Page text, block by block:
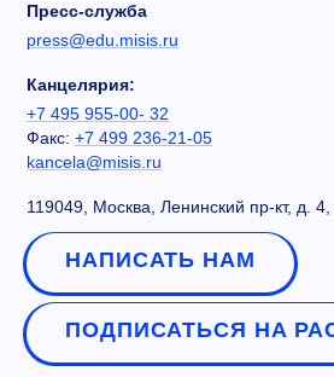
Пресс-служба
press@edu.misis.ru
Канцелярия:
+7 495 955-00- 32
Факс: +7 499 236-21-05
kancela@misis.ru
119049, Москва, Ленинский пр-кт, д. 4,
НАПИСАТЬ НАМ
ПОДПИСАТЬСЯ НА